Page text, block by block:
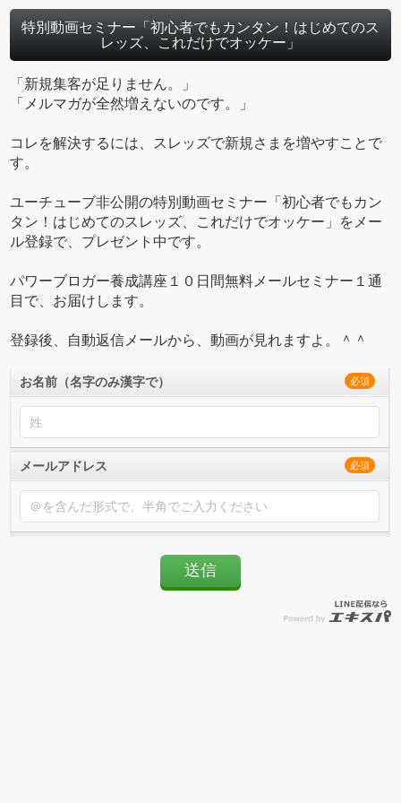
特別動画セミナー「初心者でもカンタン！はじめてのス
レッズ、これだけでオッケー」
「新規集客が足りません。」
「メルマガが全然増えないのです。」
コレを解決するには、スレッズで新規さまを増やすことで
す。
ユーチューブ非公開の特別動画セミナー「初心者でもカン
タン！はじめてのスレッズ、これだけでオッケー」をメー
ル登録で、プレゼント中です。
パワーブロガー養成講座１０日間無料メールセミナー１通
目で、お届けします。
登録後、自動返信メールから、動画が見れますよ。＾＾
お名前（名字のみ漢字で） 必須
メールアドレス 必須